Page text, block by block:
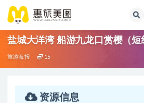
盐城大洋湾 船游九龙口赏樱（短
旅游海报 15
资源信息